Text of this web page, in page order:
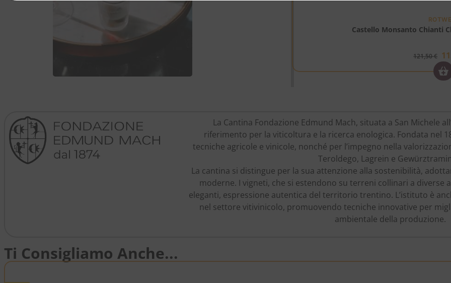
Castello Monsanto Chianti
121,50€
La Cantina Fondazione Edmund Mach, situata a San Michele
riferimento per la viticoltura e la ricerca enologica. Fondata nel
tecniche agricole e vinicole, nonché per l’impegno nella
Teroldego, Lagrein e
La cantina si distingue per la sua attenzione alla sostenibilità,
moderne. I vigneti, che si estendono su terreni collinari a diverse
eleganti, espressione autentica del territorio trentino. L’istituto è
nel settore vitivinicolo, promuovendo tecniche innovative per
ambientale della produzione.
Ti Consigliamo Anche...